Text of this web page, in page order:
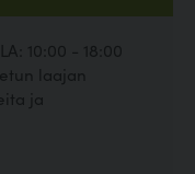
10:00 - 18:00
laajan
ja